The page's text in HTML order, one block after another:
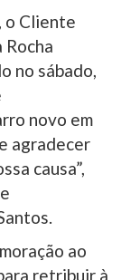
o Cliente
no sábado,
novo em
agradecer
causa”,
ao
retribuir à